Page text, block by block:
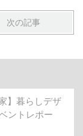
次の記事
】暮らしデザ
ントレポー